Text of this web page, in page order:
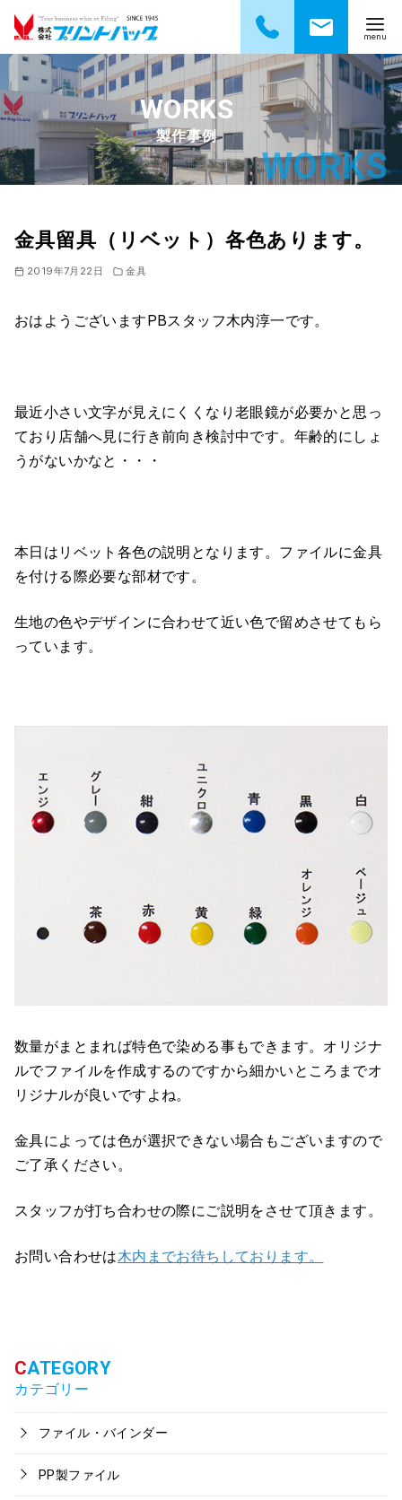
ン
テ
ツ
へ
製作事例
金具留具（リベット）各色あります。
2019年7月22日 金具
おはようございますPBスタッフ木内淳一です。
最近小さい文字が見えにくくなり老眼鏡が必要かと思っ
ており店舗へ見に行き前向き検討中です。年齢的にしょ
うがないかなと・・・
本日はリベット各色の説明となります。ファイルに金具
を付ける際必要な部材です。
生地の色やデザインに合わせて近い色で留めさせてもら
っています。
数量がまとまれば特色で染める事もできます。オリジナ
ルでファイルを作成するのですから細かいところまでオ
リジナルが良いですよね。
金具によっては色が選択できない場合もございますので
ご了承ください。
スタッフが打ち合わせの際にご説明をさせて頂きます。
お問い合わせは木内までお待ちしております。
カテゴリー
ファイル・バインダー
PP製ファイル